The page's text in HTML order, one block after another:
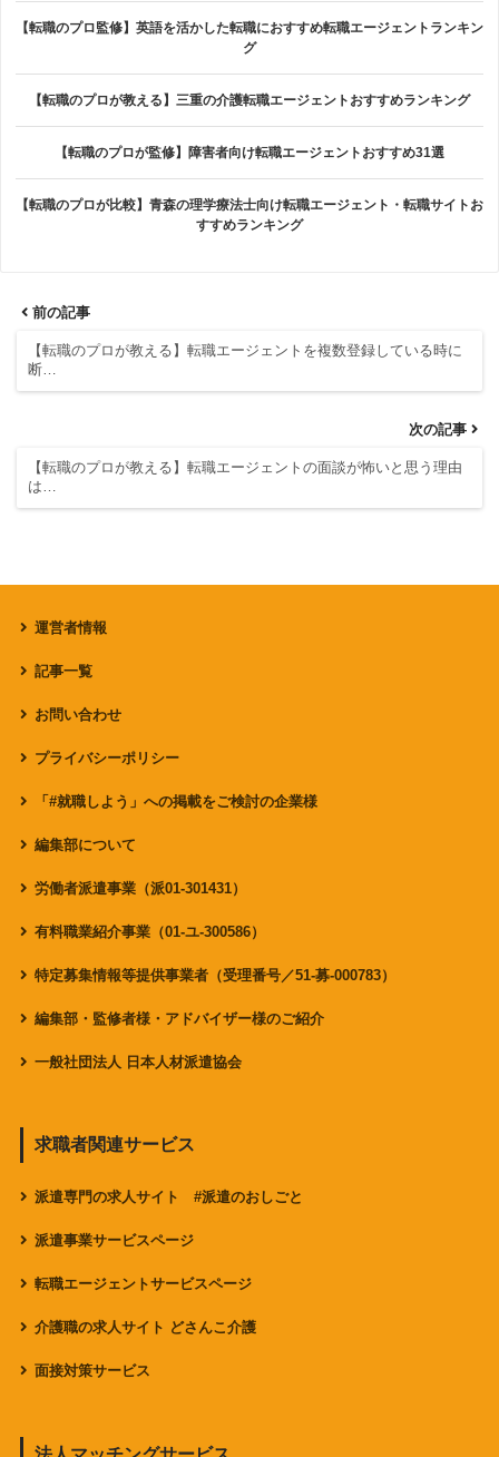
【転職のプロ監修】英語を活かした転職におすすめ転職エージェントランキン
グ
【転職のプロが教える】三重の介護転職エージェントおすすめランキング
【転職のプロが監修】障害者向け転職エージェントおすすめ31選
【転職のプロが比較】青森の理学療法士向け転職エージェント・転職サイトお
すすめランキング
前の記事
【転職のプロが教える】転職エージェントを複数登録している時に
断…
次の記事
【転職のプロが教える】転職エージェントの面談が怖いと思う理由
は…
運営者情報
記事一覧
お問い合わせ
プライバシーポリシー
「#就職しよう」への掲載をご検討の企業様
編集部について
労働者派遣事業（派01-301431）
有料職業紹介事業（01-ユ-300586）
特定募集情報等提供事業者（受理番号／51-募-000783）
編集部・監修者様・アドバイザー様のご紹介
一般社団法人 日本人材派遣協会
求職者関連サービス
派遣専門の求人サイト #派遣のおしごと
派遣事業サービスページ
転職エージェントサービスページ
介護職の求人サイト どさんこ介護
面接対策サービス